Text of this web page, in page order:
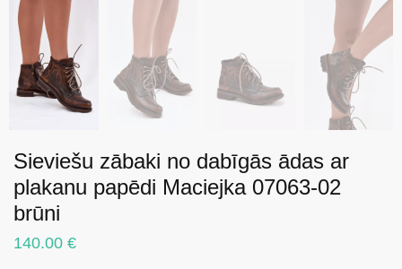
Sieviešu zābaki no dabīgās ādas ar
plakanu papēdi Maciejka 07063-02
brūni
140.00 €